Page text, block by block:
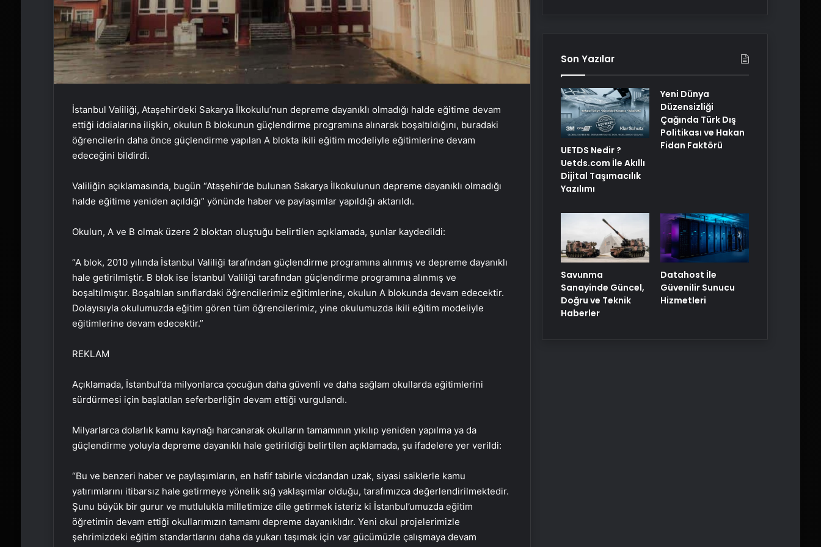
İstanbul Valiliği, Ataşehir’deki Sakarya İlkokulu’nun depreme dayanıklı olmadığı halde eğitime devam
ettiği iddialarına ilişkin, okulun B blokunun güçlendirme programına alınarak boşaltıldığını, buradaki
öğrencilerin daha önce güçlendirme yapılan A blokta ikili eğitim modeliyle eğitimlerine devam
edeceğini bildirdi.
Valiliğin açıklamasında, bugün “Ataşehir’de bulunan Sakarya İlkokulunun depreme dayanıklı olmadığı
halde eğitime yeniden açıldığı” yönünde haber ve paylaşımlar yapıldığı aktarıldı.
Okulun, A ve B olmak üzere 2 bloktan oluştuğu belirtilen açıklamada, şunlar kaydedildi:
“A blok, 2010 yılında İstanbul Valiliği tarafından güçlendirme programına alınmış ve depreme dayanıklı
hale getirilmiştir. B blok ise İstanbul Valiliği tarafından güçlendirme programına alınmış ve
boşaltılmıştır. Boşaltılan sınıflardaki öğrencilerimiz eğitimlerine, okulun A blokunda devam edecektir.
Dolayısıyla okulumuzda eğitim gören tüm öğrencilerimiz, yine okulumuzda ikili eğitim modeliyle
eğitimlerine devam edecektir.”
REKLAM
Açıklamada, İstanbul’da milyonlarca çocuğun daha güvenli ve daha sağlam okullarda eğitimlerini
sürdürmesi için başlatılan seferberliğin devam ettiği vurgulandı.
Milyarlarca dolarlık kamu kaynağı harcanarak okulların tamamının yıkılıp yeniden yapılma ya da
güçlendirme yoluyla depreme dayanıklı hale getirildiği belirtilen açıklamada, şu ifadelere yer verildi:
“Bu ve benzeri haber ve paylaşımların, en hafif tabirle vicdandan uzak, siyasi saiklerle kamu
yatırımlarını itibarsız hale getirmeye yönelik sığ yaklaşımlar olduğu, tarafımızca değerlendirilmektedir.
Şunu büyük bir gurur ve mutlulukla milletimize dile getirmek isteriz ki İstanbul’umuzda eğitim
öğretimin devam ettiği okullarımızın tamamı depreme dayanıklıdır. Yeni okul projelerimizle
şehrimizdeki eğitim standartlarını daha da yukarı taşımak için var gücümüzle çalışmaya devam
Gece uyumadan önce okunacak
dua! Yatmadan önce okunacak
dualar! Uyumak için hangi dua?
Sağlık Eş Anlamlısı Nedir? Sağlık
Son Yazılar
UETDS Nedir ?
Uetds.com İle Akıllı
Dijital Taşımacılık
Yazılımı
Yeni Dünya
Düzensizliği
Çağında Türk Dış
Politikası ve Hakan
Fidan Faktörü
Savunma
Sanayinde Güncel,
Doğru ve Teknik
Haberler
Datahost İle
Güvenilir Sunucu
Hizmetleri